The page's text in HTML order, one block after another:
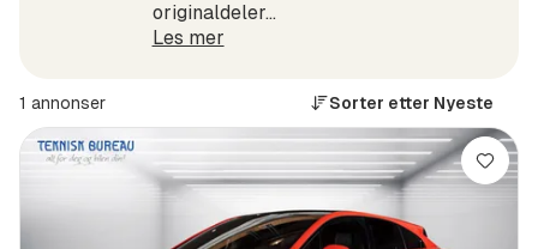
originaldeler...
Les mer
1 annonser Sorter etter Nyeste
Lagre